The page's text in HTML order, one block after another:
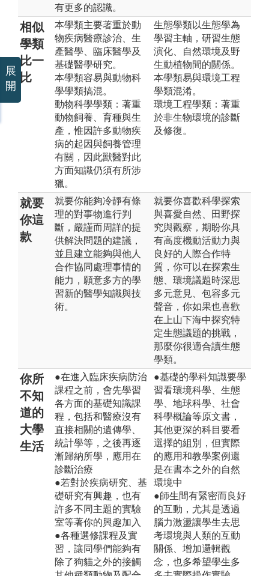
有更多的認識。
相似
學類
比一
比
本學類主要著重於動
物疾病醫療診治、生
產醫學、臨床醫學及
基礎醫學研究。
本學類容易與動物科
學學類搞混。
動物科學學類：著重
動物飼養、育種與生
產，惟因許多動物疾
病的起因與飼養管理
有關，因此獸醫對此
方面知識仍須有所涉
獵。
生態學類以生態學為
學習主軸，研習生態
演化、自然環境及野
生動植物間的關係。
本學類易與環境工程
學類混淆。
環境工程學類：著重
於非生物環境的診斷
及修復。
就要
你這
款
就要你能夠冷靜有條
理的對事物進行判
斷，嚴謹而周詳的提
供解決問題的建議，
並且建立能夠與他人
合作協同處理事情的
能力，願意多方的學
習新的醫學知識與技
術。
就要你喜歡科學探索
與喜愛自然、田野探
究與觀察，期盼你具
有高度機動活動力與
良好的人際合作特
質，你可以在探索生
態、環境議題時深思
多元意見、包容多元
聲音，你如果也喜歡
在上山下海中探究特
定生態議題的挑戰，
那麼你很適合讀生態
學類。
你所
不知
道的
大學
生活
●在進入臨床疾病防治
課程之前，會先學習
各方面的基礎知識課
程，包括和醫療沒有
直接相關的遺傳學、
統計學等，之後再逐
漸歸納所學，應用在
診斷治療
●若對於疾病研究、基
礎研究有興趣，也有
許多不同主題的實驗
室等著你的興趣加入
●各種選修課程及實
習，讓同學們能夠有
除了狗貓之外的接觸
●基礎的學科知識要學
習看環境科學、生態
學、地球科學、社會
科學概論等原文書，
其他更深的科目要看
選擇的組別，但實際
的應用和教學案例還
是在書本之外的自然
環境中
●師生間有緊密而良好
的互動，尤其是透過
腦力激盪讓學生去思
考環境與人類的互動
關係、增加邏輯觀
念，也多希望學生多
展
開